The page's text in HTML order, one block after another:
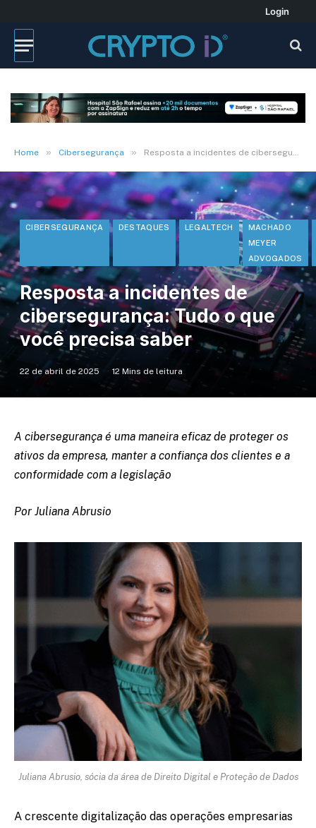
Login
Home » Cibersegurança » Resposta a incidentes de cibersegurança: Tudo o que você precisa saber
CIBERSEGURANÇA DESTAQUES LEGALTECH
MACHADO
MEYER
ADVOGADOS
Resposta a incidentes de
cibersegurança: Tudo o que
você precisa saber
22 de abril de 2025 12 Mins de leitura
A cibersegurança é uma maneira eficaz de proteger os
ativos da empresa, manter a confiança dos clientes e a
conformidade com a legislação
Por Juliana Abrusio
Juliana Abrusio, sócia da área de Direito Digital e Proteção de Dados
A crescente digitalização das operações empresarias